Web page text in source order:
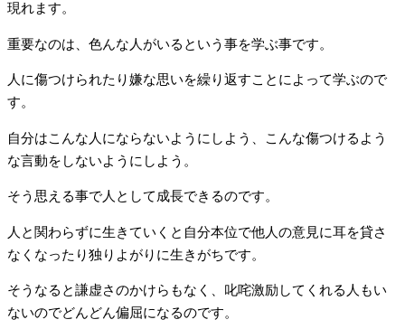
現れます。
重要なのは、色んな人がいるという事を学ぶ事です。
人に傷つけられたり嫌な思いを繰り返すことによって学ぶので
す。
自分はこんな人にならないようにしよう、こんな傷つけるよう
な言動をしないようにしよう。
そう思える事で人として成長できるのです。
人と関わらずに生きていくと自分本位で他人の意見に耳を貸さ
なくなったり独りよがりに生きがちです。
そうなると謙虚さのかけらもなく、叱咤激励してくれる人もい
ないのでどんどん偏屈になるのです。